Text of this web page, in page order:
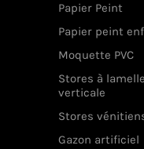
Papier Peint
Papier peint
Moquette PVC
Stores à lamelle
verticale
Stores
Gazon artificiel